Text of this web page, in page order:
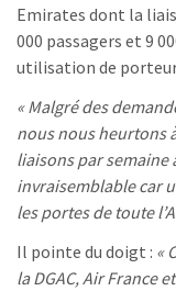
Emirates dont la
000 passagers et 9
utilisation de
« Malgré des
nous nous heurtons
liaisons par semaine
invraisemblable car
les portes de toute
Il pointe du doigt : «
la DGAC, Air France